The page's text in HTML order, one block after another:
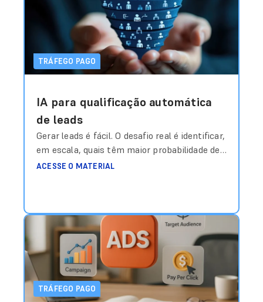
meta?”. Durante anos, essa resposta foi
construída com base em média histórica,
Ler mais
TRÁFEGO PAGO
IA para qualificação automática
de leads
Gerar leads é fácil. O desafio real é identificar,
em escala, quais têm maior probabilidade de
virar receita — antes mesmo do time
Quanto mais baixo, melhor. Mas existe um
problema estrutural nisso: Lead
Ler mais
ACESSE O MATERIAL
TRÁFEGO PAGO